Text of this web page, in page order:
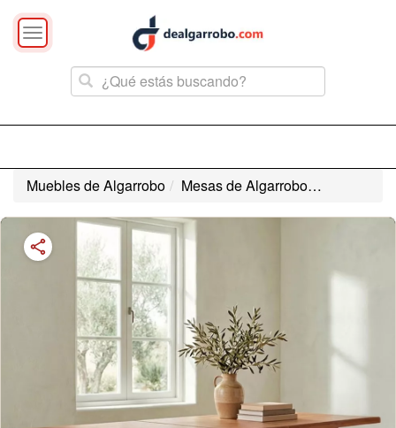
Toggle
navigation
Muebles de Algarrobo Mesas de Algarrobo